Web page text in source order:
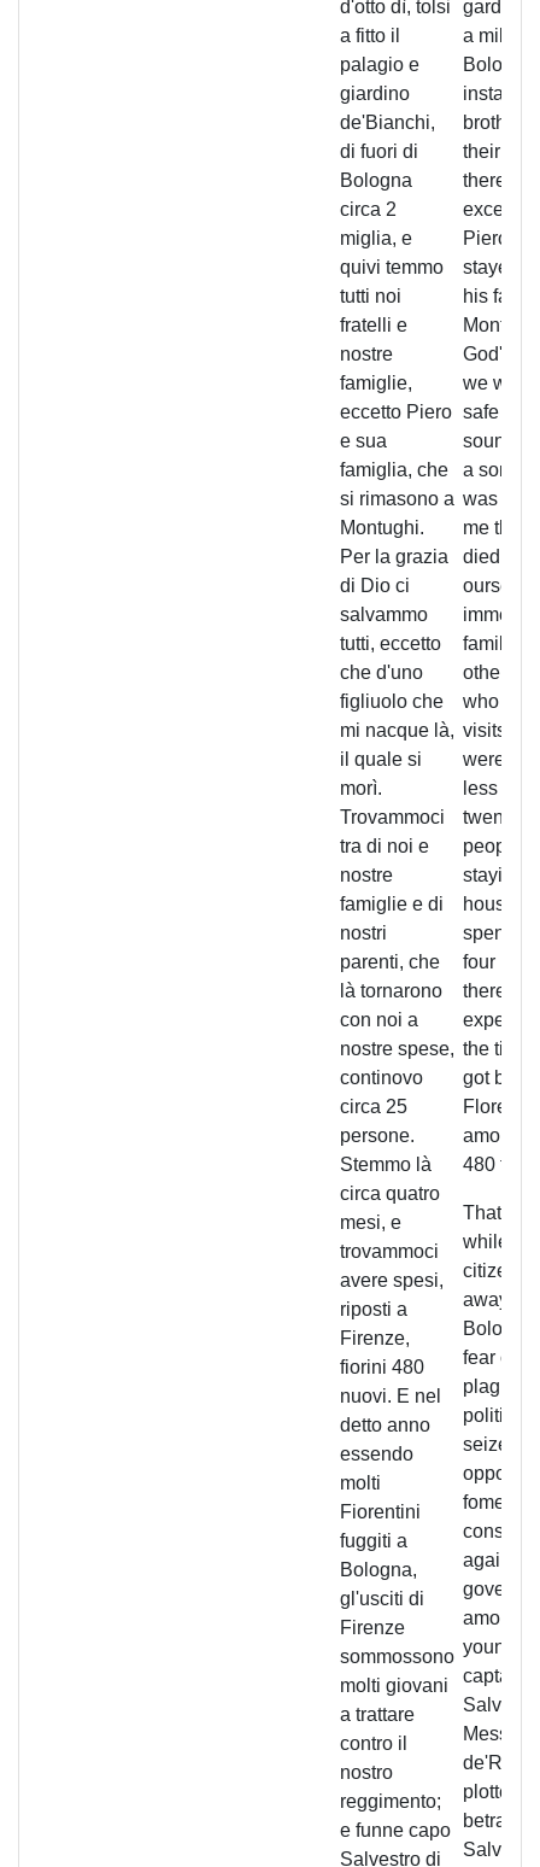
d'otto dì, tolsi
a fitto il
palagio e
giardino
de'Bianchi,
di fuori di
Bologna
circa 2
miglia, e
quivi temmo
tutti noi
fratelli e
nostre
famiglie,
eccetto Piero
e sua
famiglia, che
si rimasono a
Montughi.
Per la grazia
di Dio ci
salvammo
tutti, eccetto
che d'uno
figliuolo che
mi nacque là,
il quale si
morì.
Trovammoci
tra di noi e
nostre
famiglie e di
nostri
parenti, che
là tornarono
con noi a
nostre spese,
continovo
circa 25
persone.
Stemmo là
circa quatro
mesi, e
trovammoci
avere spesi,
riposti a
Firenze,
fiorini 480
nuovi. E nel
detto anno
essendo
molti
Fiorentini
fuggiti a
Bologna,
gl'usciti di
Firenze
sommossono
molti giovani
a trattare
contro il
nostro
reggimento;
e funne capo
Salvestro di
gardens
a mile
Bologna
installed
brothers
their
there,
Piero
stayed
his
God's
we were
safe and
sound
a son
was
me
died.
families
other
who
visits,
were
less than
twenty-
people
staying
house.
spent
four
there
the time
got back
Florence
480
That
while
citizens
away in
Bologna
fear of
plague,
political
seized
foment a
against
among
young
Messer
plotters